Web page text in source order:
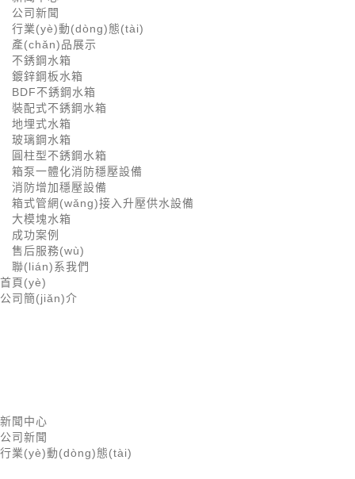
公司新聞
行業(yè)動(dòng)態(tài)
產(chǎn)品展示
不銹鋼水箱
鍍鋅鋼板水箱
BDF不銹鋼水箱
裝配式不銹鋼水箱
地埋式水箱
玻璃鋼水箱
圓柱型不銹鋼水箱
箱泵一體化消防穩壓設備
消防增加穩壓設備
箱式管網(wǎng)接入升壓供水設備
大模塊水箱
成功案例
售后服務(wù)
聯(lián)系我們
首頁(yè)
公司簡(jiǎn)介
新聞中心
公司新聞
行業(yè)動(dòng)態(tài)